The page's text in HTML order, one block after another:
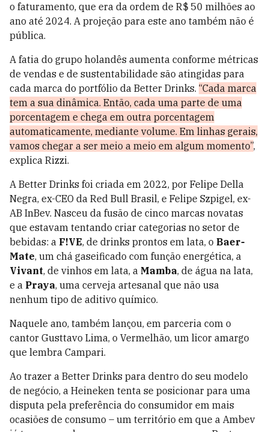
o faturamento, que era da ordem de R$ 50 milhões ao
ano até 2024. A projeção para este ano também não é
pública.
A fatia do grupo holandês aumenta conforme métricas
de vendas e de sustentabilidade são atingidas para
cada marca do portfólio da Better Drinks. “Cada marca
tem a sua dinâmica. Então, cada uma parte de uma
porcentagem e chega em outra porcentagem
automaticamente, mediante volume. Em linhas gerais,
vamos chegar a ser meio a meio em algum momento”,
explica Rizzi.
A Better Drinks foi criada em 2022, por Felipe Della
Negra, ex-CEO da Red Bull Brasil, e Felipe Szpigel, ex-
AB InBev. Nasceu da fusão de cinco marcas novatas
que estavam tentando criar categorias no setor de
bebidas: a F!VE, de drinks prontos em lata, o Baer-
Mate, um chá gaseificado com função energética, a
Vivant, de vinhos em lata, a Mamba, de água na lata,
e a Praya, uma cerveja artesanal que não usa
nenhum tipo de aditivo químico.
Naquele ano, também lançou, em parceria com o
cantor Gusttavo Lima, o Vermelhão, um licor amargo
que lembra Campari.
Ao trazer a Better Drinks para dentro do seu modelo
de negócio, a Heineken tenta se posicionar para uma
disputa pela preferência do consumidor em mais
ocasiões de consumo – um território em que a Ambev